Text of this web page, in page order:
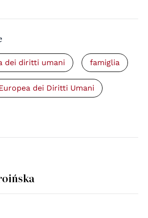
dei diritti umani famiglia
dei Diritti Umani